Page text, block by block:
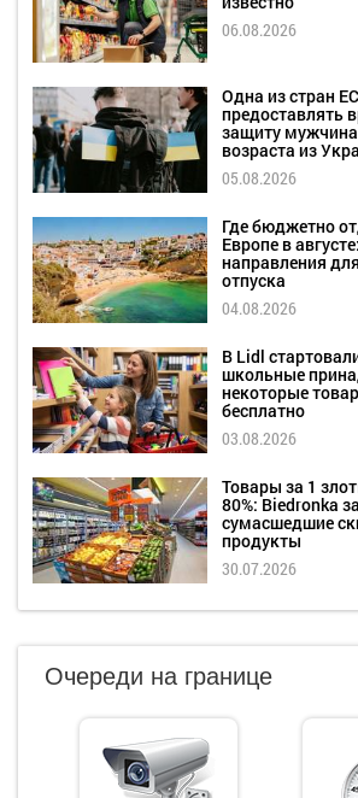
06.08.2026
Одна из стран
предоставлять
защиту
возраста из
05.08.2026
Где бюджетно
Европе в
направления
отпуска
04.08.2026
В Lidl
школьные
некоторые
бесплатно
03.08.2026
Товары за 1
80%: Biedronka
сумасшедшие
продукты
30.07.2026
Очереди на границе